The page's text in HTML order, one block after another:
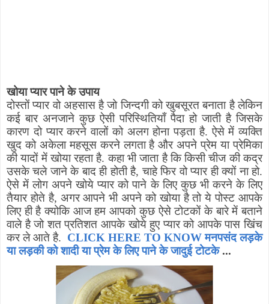
खोया प्यार पाने के उपाय
दोस्तों प्यार वो अहसास है जो जिन्दगी को खुबसूरत बनाता है लेकिन
कई बार अनजाने कुछ ऐसी परिस्थितियाँ पैदा हो जाती है जिसके
कारण दो प्यार करने वालों को अलग होना पड़ता है. ऐसे में व्यक्ति
खुद को अकेला महसूस करने लगता है और अपने प्रेम या प्रेमिका
की यादों में खोया रहता है. कहा भी जाता है कि किसी चीज की कद्र
उसके चले जाने के बाद ही होती है,चाहे फिर वो प्यार ही क्यों ना हो.
ऐसे में लोग अपने खोये प्यार को पाने के लिए कुछ भी करने के लिए
तैयार होते है, अगर आपने भी अपने को खोया है तो ये पोस्ट आपके
लिए ही है क्योकि आज हम आपको कुछ ऐसे टोटकों के बारे में बताने
वाले है जो शत प्रतिशत आपके खोये हुए प्यार को आपके पास खिंच
कर ले आते है. CLICK HERE TO KNOW मनपसंद लड़के
या लड़की को शादी या प्रेम के लिए पाने के जादुई टोटके...